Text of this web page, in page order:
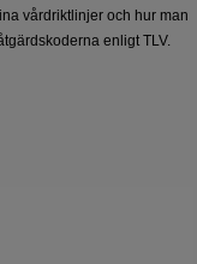
vårdriktlinjer och hur man
enligt TLV.